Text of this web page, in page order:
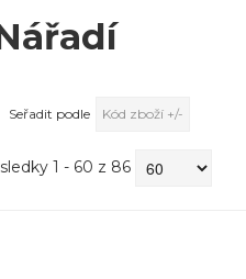
Seřadit podle Kód zboží +/-
1 - 60 z 86